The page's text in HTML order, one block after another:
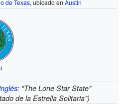
de Texas, ubicado en Austin
: "The Lone Star State"
de la Estrella Solitaria")